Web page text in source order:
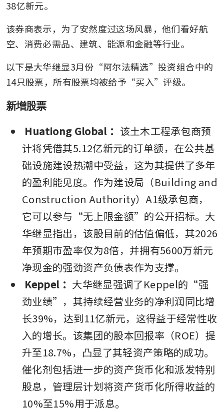
38亿新元。
该券商表示，为了安然度过这场风暴，他们看好航
空、消费必需品、建筑、能源和金融等行业。
以下是大华继显3月份“阿尔法精选”投资组合中的
14只股票，所有股票均被给予“买入”评级。
新增股票
Huationg Global ： 该土木工程承包商预
计将凭借其5.12亿新元的订单额，在公共基
础设施建设热潮中受益，这为其提供了多年
的盈利能见度。作为建设局（Building and
Construction Authority）A1级承包商，
它可以参与“无上限金额”的公开招标。大
华继显指出，该股目前的估值偏低，其2026
年预期市盈率仅为8倍，并拥有5600万新元
净现金的强劲资产负债表作为支撑。
Keppel ： 大华继显强调了Keppel的“强
劲业绩”，其持续经营业务的净利润同比增
长39%，达到11亿新元，这得益于经常性收
入的增长。该集团的股本回报率（ROE）提
升至18.7%，凸显了其轻资产策略的成功。
催化剂包括进一步的资产货币化和派发特别
股息，管理层计划将资产货币化所得收益的
10%至15%用于派息。